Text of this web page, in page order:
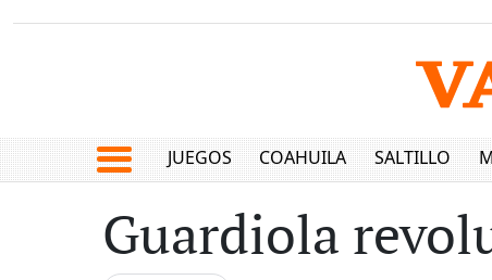
JUEGOS COAHUILA SALTILLO
Guardiola